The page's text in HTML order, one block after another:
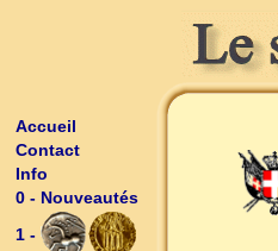
Accueil
Contact
Info
0 - Nouveautés
1 -